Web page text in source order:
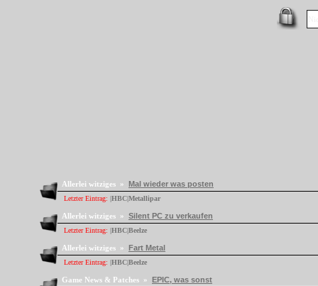
Allerlei witziges » Mal wieder was posten
Letzter Eintrag: |HBC|Metallipar
Allerlei witziges » Silent PC zu verkaufen
Letzter Eintrag: |HBC|Beelze
Allerlei witziges » Fart Metal
Letzter Eintrag: |HBC|Beelze
Game News & Patches » EPIC, was sonst